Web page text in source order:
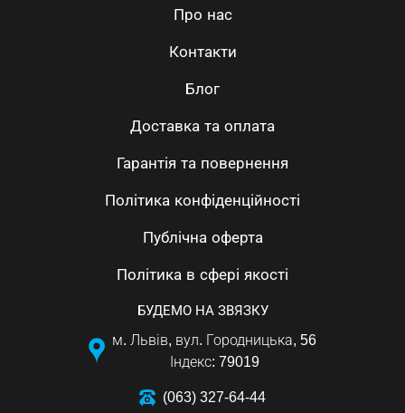
Про нас
Контакти
Блог
Доставка та оплата
Гарантія та повернення
Політика конфіденційності
Публічна оферта
Політика в сфері якості
БУДЕМО НА ЗВЯЗКУ
м. Львів, вул. Городницька, 56
Індекс: 79019
(063) 327-64-44